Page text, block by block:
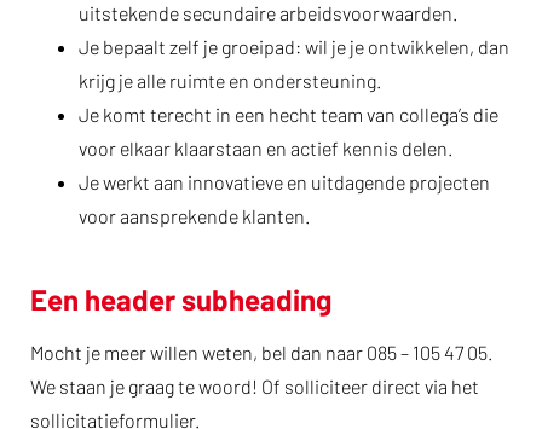
uitstekende secundaire arbeidsvoorwaarden.
Je bepaalt zelf je groeipad: wil je je ontwikkelen, dan
krijg je alle ruimte en ondersteuning.
Je komt terecht in een hecht team van collega’s die
voor elkaar klaarstaan en actief kennis delen.
Je werkt aan innovatieve en uitdagende projecten
voor aansprekende klanten.
Een header subheading
Mocht je meer willen weten, bel dan naar 085 – 105 47 05.
We staan je graag te woord! Of solliciteer direct via het
sollicitatieformulier.